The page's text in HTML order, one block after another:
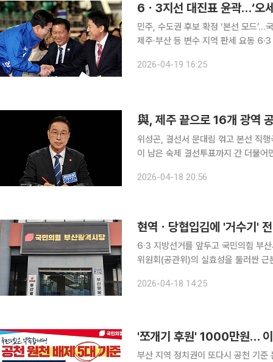
6ㆍ3지선 대진표 윤곽…‘오
민주, 수도권 후보 확정 ‘본선 모드’…
제주·부산 등 변수 지역 판세 요동 6·3 지방선거를 40여 일 앞두고 여야 광역단체장 대진표가 윤곽
시작됐다. 19일 정치권에 따르면
2026-04-19 16:25
與, 제주 끝으로 16개 광역
위성곤, 결선서 문대림 꺾고 본선 직
이 남은 숙제 결선투표까지 간 더불어민주당 제주도지사 경선이 위성곤 의원의 손을 들어줬다. 민주
16곳 모두 매듭지었다. 같은 날 국민
2026-04-18 20:56
6·3 지방선거를 앞두고 국민의힘 부
위원회(공관위)의 실효성을 둘러싼
정에서 각 지역 당협위원장과 현역 국
2026-04-18 14:25
'쪼개기 후원' 1000만원… 이
부산 지역 정치권이 또다시 공천 기준